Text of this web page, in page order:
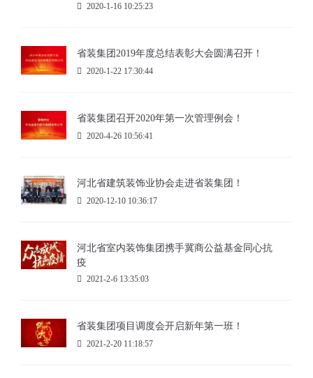
2020-1-16 10:25:23
省装集团2019年度总结表彰大会圆满召开！
2020-1-22 17:30:44
省装集团召开2020年第一次管理例会！
2020-4-26 10:56:41
河北省建筑装饰业协会走进省装集团！
2020-12-10 10:36:17
河北省室内装饰集团携手冀商公益基金同心抗
疫
2021-2-6 13:35:03
省装集团项目调度会开启新年第一班！
2021-2-20 11:18:57